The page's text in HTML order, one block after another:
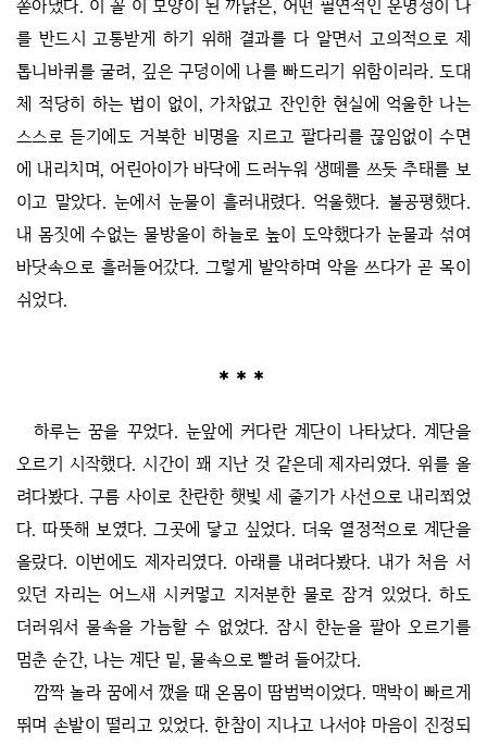
쏟아냈다. 이 꼴 이 모양이 된 까닭은, 어떤 필연적인 운명성이 나
를 반드시 고통받게 하기 위해 결과를 다 알면서 고의적으로 제
톱니바퀴를 굴려, 깊은 구덩이에 나를 빠드리기 위함이리라. 도대
체 적당히 하는 법이 없이, 가차없고 잔인한 현실에 억울한 나는
스스로 듣기에도 거북한 비명을 지르고 팔다리를 끊임없이 수면
에 내리치며, 어린아이가 바닥에 드러누워 생떼를 쓰듯 추태를 보
이고 말았다. 눈에서 눈물이 흘러내렸다. 억울했다. 불공평했다.
내 몸짓에 수없는 물방울이 하늘로 높이 도약했다가 눈물과 섞여
바닷속으로 흘러들어갔다. 그렇게 발악하며 악을 쓰다가 곧 목이
쉬었다.
하루는 꿈을 꾸었다. 눈앞에 커다란 계단이 나타났다. 계단을
오르기 시작했다. 시간이 꽤 지난 것 같은데 제자리였다. 위를 올
려다봤다. 구름 사이로 찬란한 햇빛 세 줄기가 사선으로 내리쬐었
다. 따뜻해 보였다. 그곳에 닿고 싶었다. 더욱 열정적으로 계단을
올랐다. 이번에도 제자리였다. 아래를 내려다봤다. 내가 처음 서
있던 자리는 어느새 시커멓고 지저분한 물로 잠겨 있었다. 하도
더러워서 물속을 가늠할 수 없었다. 잠시 한눈을 팔아 오르기를
멈춘 순간, 나는 계단 밑, 물속으로 빨려 들어갔다.
깜짝 놀라 꿈에서 깼을 때 온몸이 땀범벅이었다. 맥박이 빠르게
뛰며 손발이 떨리고 있었다. 한참이 지나고 나서야 마음이 진정되